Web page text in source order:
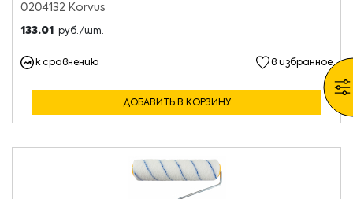
0204132 Korvus
133.01 руб./шт.
к сравнению в избранное
ДОБАВИТЬ В КОРЗИНУ